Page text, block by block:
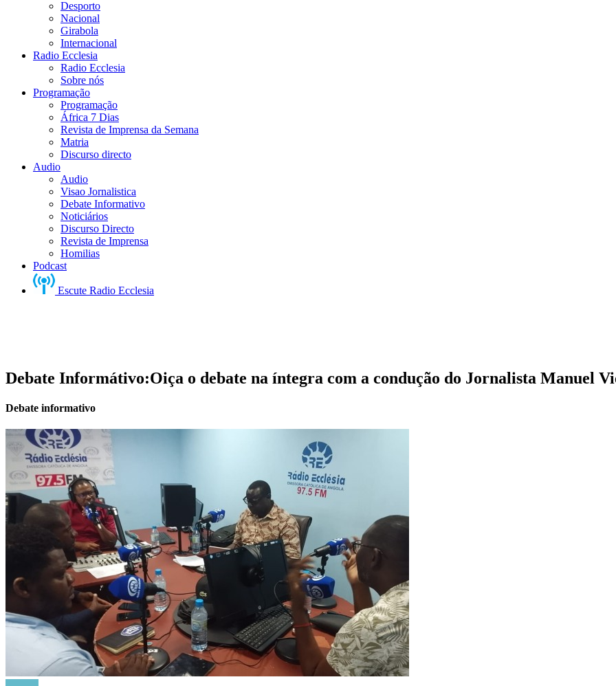
Desporto
Nacional
Girabola
Internacional
Radio Ecclesia
Radio Ecclesia
Sobre nós
Programação
Programação
África 7 Dias
Revista de Imprensa da Semana
Matria
Discurso directo
Audio
Audio
Visao Jornalistica
Debate Informativo
Noticiários
Discurso Directo
Revista de Imprensa
Homilias
Podcast
Escute Radio Ecclesia
Debate Informátivo:Oiça o debate na íntegra com a condução do Jornalista Manuel
Debate informativo